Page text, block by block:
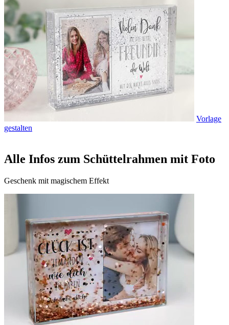
Vorlage
gestalten
Alle Infos zum Schüttelrahmen mit Foto
Geschenk mit magischem Effekt